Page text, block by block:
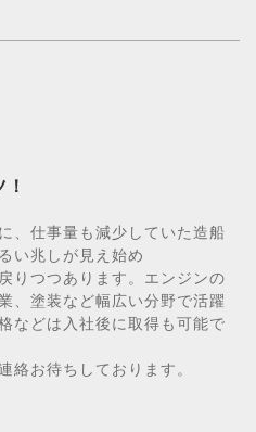
、仕事量も減少していた造船
い兆しが見え始め
りつつあります。エンジンの
、塗装など幅広い分野で活躍
などは入社後に取得も可能で
絡お待ちしております。